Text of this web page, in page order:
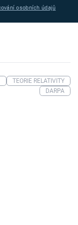
osobních údajů
TEORIE RELATIVITY
DARPA